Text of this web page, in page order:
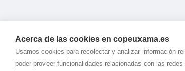
Acerca de las cookies en copeuxama.es
Usamos cookies para recolectar y analizar información
poder proveer funcionalidades relacionadas con las